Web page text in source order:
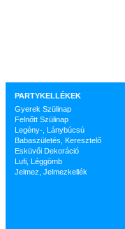
PARTYKELLÉKEK
Gyerek Szülinap
Felnőtt Szülinap
Legény-, Lánybúcsú
Babaszületés, Keresztelő
Esküvői Dekoráció
Lufi, Léggömb
Jelmez, Jelmezkellék